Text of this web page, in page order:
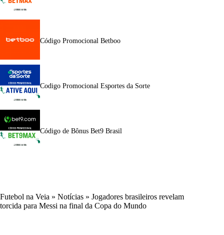
Código Promocional Betboo
Codigo Promocional Esportes da Sorte
Código de Bônus Bet9 Brasil
Futebol na Veia » Notícias » Jogadores brasileiros revelam
torcida para Messi na final da Copa do Mundo